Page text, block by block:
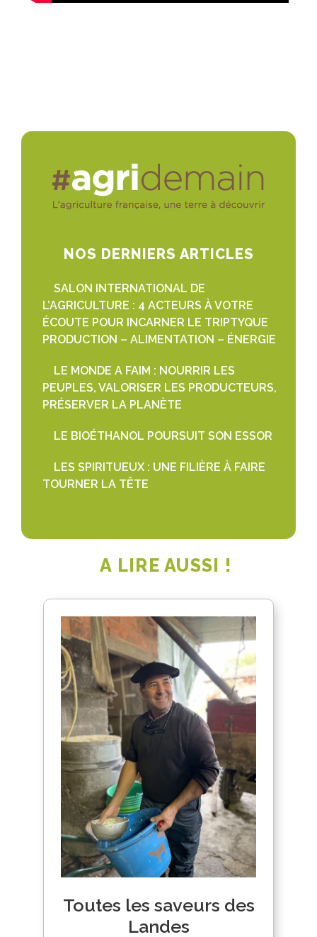
NOS DERNIERS ARTICLES
SALON INTERNATIONAL DE
L’AGRICULTURE : 4 ACTEURS À VOTRE
ÉCOUTE POUR INCARNER LE TRIPTYQUE
PRODUCTION – ALIMENTATION – ÉNERGIE
LE MONDE A FAIM : NOURRIR LES
PEUPLES, VALORISER LES PRODUCTEURS,
PRÉSERVER LA PLANÈTE
LE BIOÉTHANOL POURSUIT SON ESSOR
LES SPIRITUEUX : UNE FILIÈRE À FAIRE
TOURNER LA TÊTE
A LIRE AUSSI !
Toutes les saveurs des
Landes